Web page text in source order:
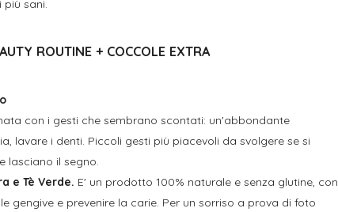
sani.
ROUTINE + COCCOLE EXTRA
con i gesti che sembrano scontati: un'abbondante
lavare i denti. Piccoli gesti più piacevoli da svolgere se si
lasciano il segno.
e Tè Verde. E' un prodotto 100% naturale e senza glutine, con
gengive e prevenire la carie. Per un sorriso a prova di foto